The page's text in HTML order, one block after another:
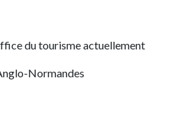
du tourisme actuellement
Normandes